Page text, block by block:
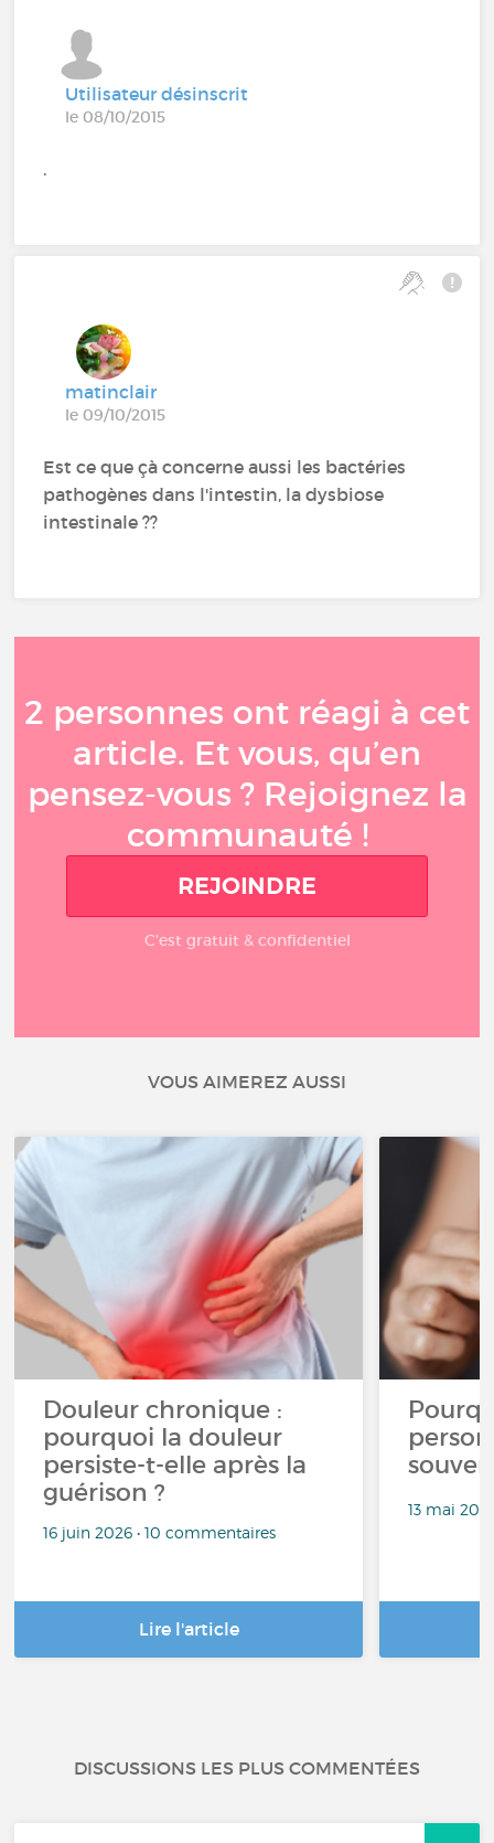
Utilisateur désinscrit
le 08/10/2015
.
matinclair
le 09/10/2015
Est ce que çà concerne aussi les bactéries
pathogènes dans l'intestin, la dysbiose
intestinale ??
2 personnes ont réagi à cet
article. Et vous, qu’en
pensez-vous ? Rejoignez la
communauté !
REJOINDRE
C'est gratuit & confidentiel
VOUS AIMEREZ AUSSI
Douleur chronique :
pourquoi la douleur
persiste-t-elle après la
guérison ?
16 juin 2026 • 10 commentaires
Lire l'article
13 mai
DISCUSSIONS LES PLUS COMMENTÉES